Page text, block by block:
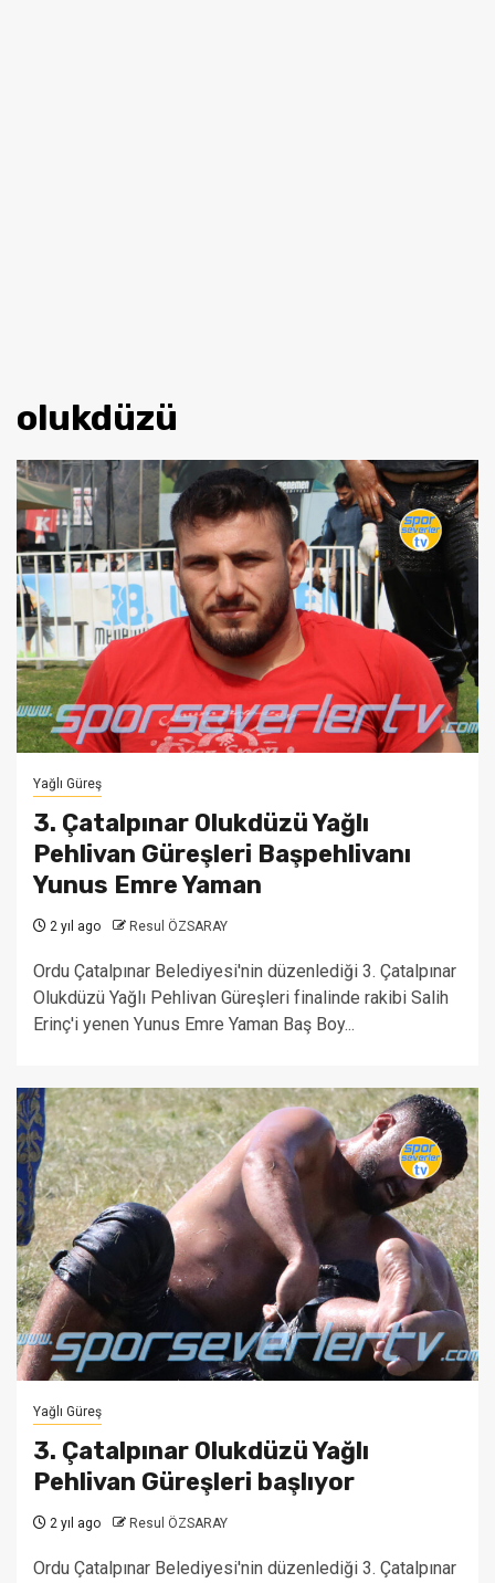
olukdüzü
Yağlı Güreş
3. Çatalpınar Olukdüzü Yağlı
Pehlivan Güreşleri Başpehlivanı
Yunus Emre Yaman
2 yıl ago Resul ÖZSARAY
Ordu Çatalpınar Belediyesi'nin düzenlediği 3. Çatalpınar
Olukdüzü Yağlı Pehlivan Güreşleri finalinde rakibi Salih
Erinç'i yenen Yunus Emre Yaman Baş Boy...
Yağlı Güreş
3. Çatalpınar Olukdüzü Yağlı
Pehlivan Güreşleri başlıyor
2 yıl ago Resul ÖZSARAY
Ordu Çatalpınar Belediyesi'nin düzenlediği 3. Çatalpınar